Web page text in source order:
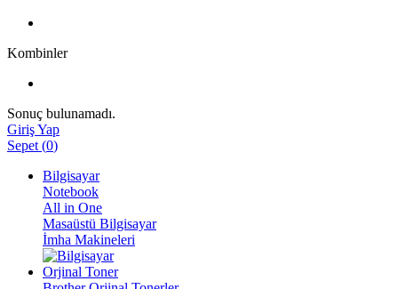
Kombinler
Sonuç bulunamadı.
Giriş Yap
Sepet (0)
Bilgisayar
Notebook
All in One
Masaüstü Bilgisayar
İmha Makineleri
Orjinal Toner